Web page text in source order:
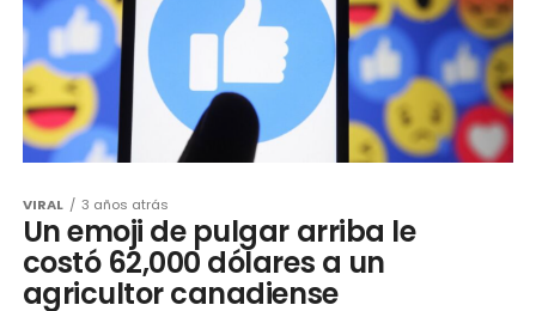
VIRAL 3 años atrás
Un emoji de pulgar arriba le
costó 62,000 dólares a un
agricultor canadiense